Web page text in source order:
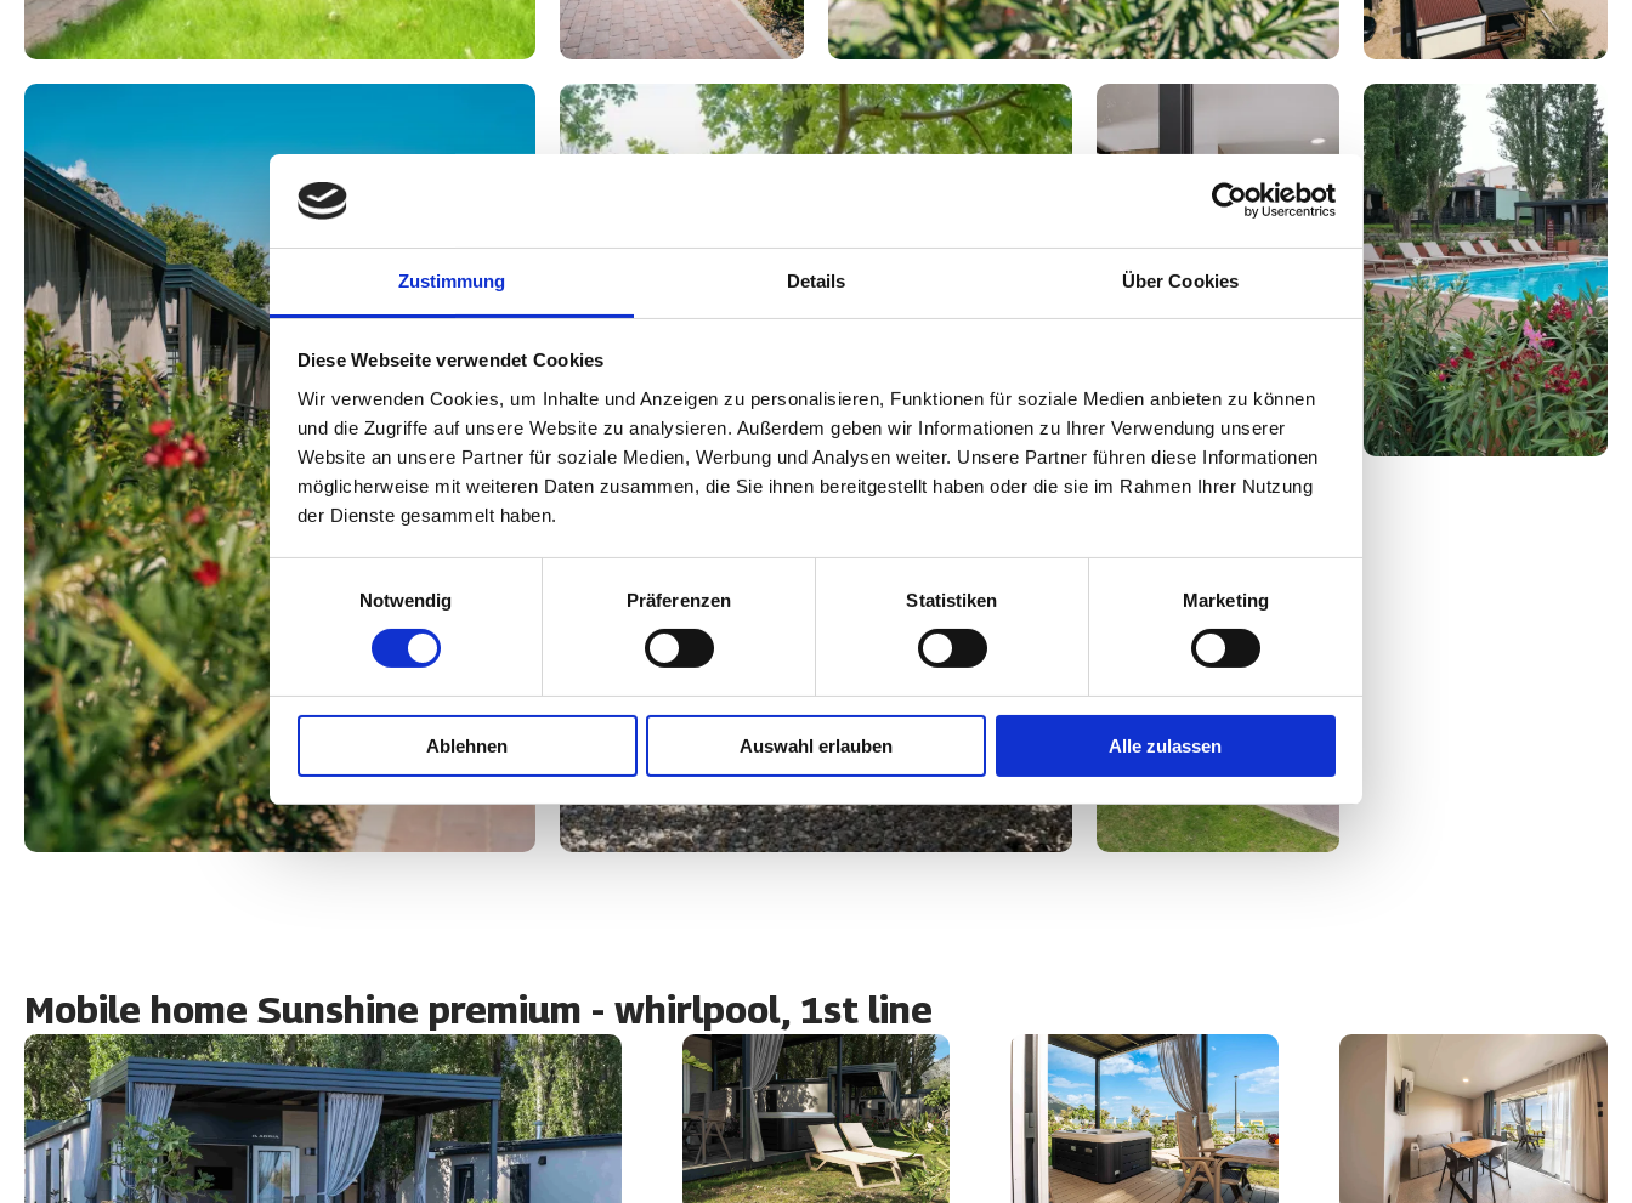
Zustimmung Details Über Cookies
Diese Webseite verwendet Cookies
Wir verwenden Cookies, um Inhalte und Anzeigen zu personalisieren, Funktionen für soziale Medien anbieten zu können
und die Zugriffe auf unsere Website zu analysieren. Außerdem geben wir Informationen zu Ihrer Verwendung unserer
Website an unsere Partner für soziale Medien, Werbung und Analysen weiter. Unsere Partner führen diese Informationen
möglicherweise mit weiteren Daten zusammen, die Sie ihnen bereitgestellt haben oder die sie im Rahmen Ihrer Nutzung
der Dienste gesammelt haben.
Einwilligungsauswahl
Notwendig
Präferenzen Statistiken Marketing
Ablehnen Auswahl erlauben Alle zulassen
Mobile home Sunshine premium - whirlpool, 1st line